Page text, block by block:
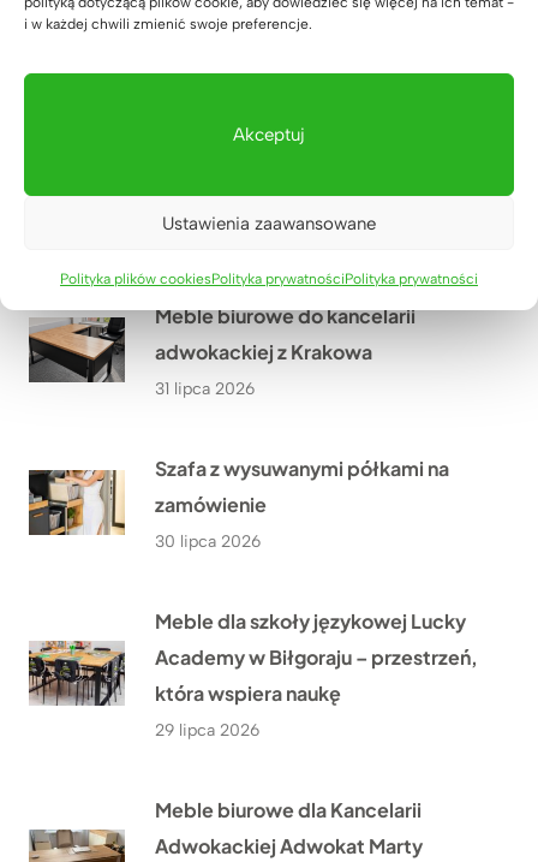
i w każdej chwili zmienić swoje preferencje.
Akceptuj
Ustawienia zaawansowane
Polityka plików cookiesPolityka prywatnościPolityka prywatności
Komoda biurowa dla Pana Rafała z
rodziców w Lucky Academy
01 sierpnia 2026
Meble biurowe do kancelarii
adwokackiej z Krakowa
31 lipca 2026
Szafa z wysuwanymi półkami na
zamówienie
30 lipca 2026
Meble dla szkoły językowej Lucky
Academy w Biłgoraju – przestrzeń,
która wspiera naukę
29 lipca 2026
Meble biurowe dla Kancelarii
Adwokackiej Adwokat Marty